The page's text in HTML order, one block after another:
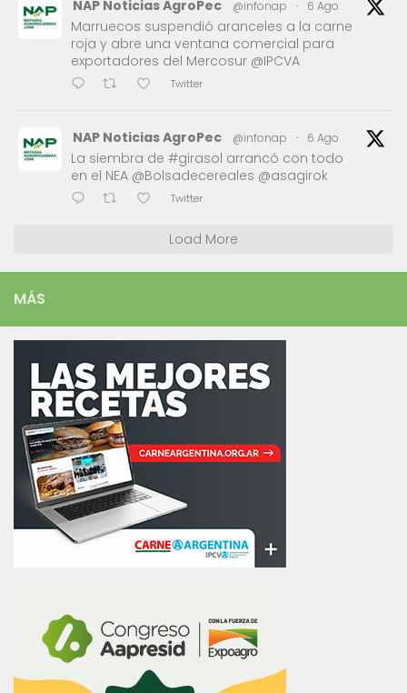
NAP Noticias AgroPec @infonap · 6 Ago
Marruecos suspendió aranceles a la carne
roja y abre una ventana comercial para
exportadores del Mercosur @IPCVA
Twitter
NAP Noticias AgroPec @infonap · 6 Ago
La siembra de #girasol arrancó con todo
en el NEA @Bolsadecereales @asagirok
Twitter
Load More
MÁS